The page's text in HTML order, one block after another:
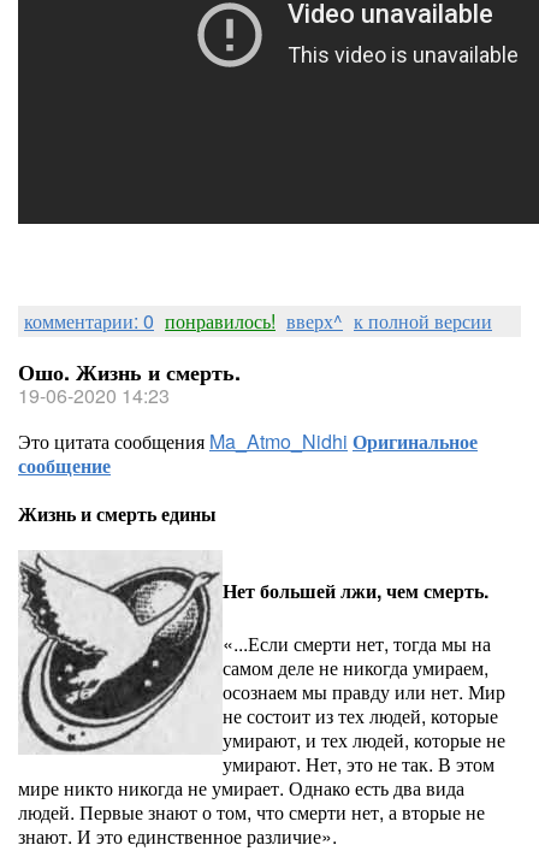
комментарии: 0 понравилось! вверх^ к полной версии
Ошо. Жизнь и смерть.
19-06-2020 14:23
Это цитата сообщения Ma_Atmo_Nidhi Оригинальное
сообщение
Жизнь и смерть едины
Нет большей лжи, чем смерть.
«...Если смерти нет, тогда мы на
самом деле не никогда умираем,
осознаем мы правду или нет. Мир
не состоит из тех людей, которые
умирают, и тех людей, которые не
умирают. Нет, это не так. В этом
мире никто никогда не умирает. Однако есть два вида
людей. Первые знают о том, что смерти нет, а вторые не
знают. И это единственное различие».